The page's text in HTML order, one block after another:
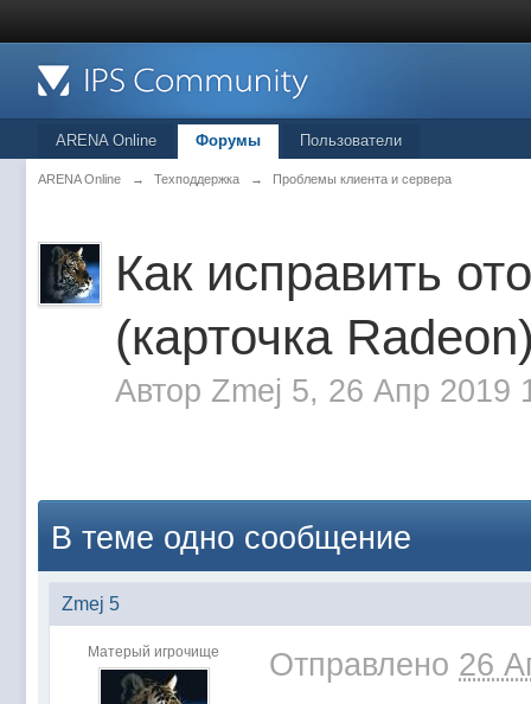
ARENA Online Форумы Пользователи
ARENA Online → Техподдержка → Проблемы клиента и сервера
Как исправить
(карточка
Автор Zmej 5, 26 Апр 2019
В теме одно сообщение
Zmej 5
Матерый игрочище Отправлено 26